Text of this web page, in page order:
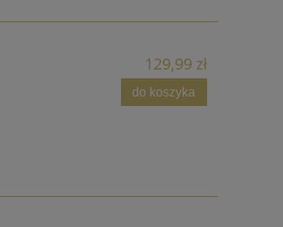
129,99 zł
do koszyka